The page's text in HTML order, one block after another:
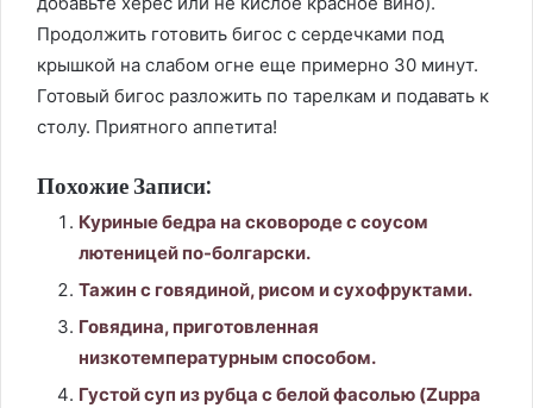
Продолжить готовить бигос с сердечками под
крышкой на слабом огне еще примерно 30 минут.
Готовый бигос разложить по тарелкам и подавать к
столу. Приятного аппетита!
Похожие Записи:
Куриные бедра на сковороде с соусом
лютеницей по-болгарски.
Тажин с говядиной, рисом и сухофруктами.
Говядина, приготовленная
низкотемпературным способом.
Густой суп из рубца с белой фасолью (Zuppa